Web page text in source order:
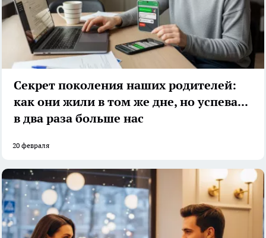
Секрет поколения наших родителей:
как они жили в том же дне, но успевали
в два раза больше нас
20 февраля